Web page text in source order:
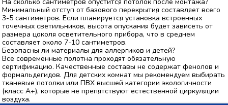
На сколько сантиметров опустится потолок после монтажа?
Минимальный отступ от базового перекрытия составляет всего
3-5 сантиметров. Если планируется установка встроенных
точечных светильников, высота опускания будет зависеть от
размера цоколя осветительного прибора, что в среднем
составляет около 7-10 сантиметров.
Безопасны ли материалы для аллергиков и детей?
Все современные полотна проходят обязательную
сертификацию. Качественные составы не содержат фенолов и
формальдегидов. Для детских комнат мы рекомендуем выбирать
тканевые потолки или ПВХ высшей категории экологичности
(класс А+), которые не препятствуют естественной циркуляции
воздуха.